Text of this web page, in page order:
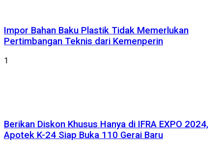
Impor Bahan Baku Plastik Tidak Memerlukan
Pertimbangan Teknis dari Kemenperin
1
Berikan Diskon Khusus Hanya di IFRA EXPO 2024,
Apotek K-24 Siap Buka 110 Gerai Baru